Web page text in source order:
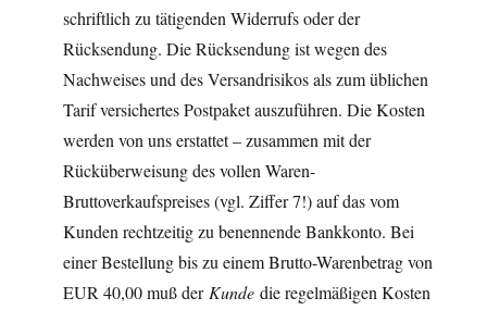
schriftlich zu tätigenden Widerrufs oder der
Rücksendung. Die Rücksendung ist wegen des
Nachweises und des Versandrisikos als zum üblichen
Tarif versichertes Postpaket auszuführen. Die Kosten
werden von uns erstattet – zusammen mit der
Rücküberweisung des vollen Waren-
Bruttoverkaufspreises (vgl. Ziffer 7!) auf das vom
Kunden rechtzeitig zu benennende Bankkonto. Bei
einer Bestellung bis zu einem Brutto-Warenbetrag von
EUR 40,00 muß der Kundedie regelmäßigen Kosten